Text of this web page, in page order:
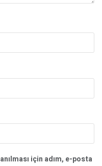
için adım, e-posta